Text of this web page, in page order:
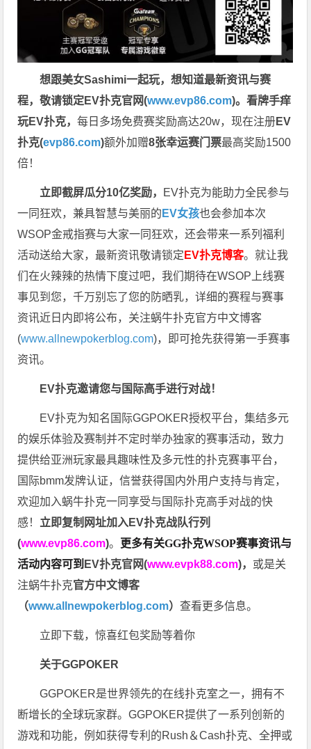
想跟美女Sashimi一起玩，想知道最新资讯与赛
程，敬请锁定EV扑克官网(www.evp86.com)。看牌手痒
玩EV扑克，每日多场免费赛奖励高达20w，现在注册EV
扑克(evp86.com)额外加赠8张幸运赛门票最高奖励1500
倍！
立即截屏瓜分10亿奖励， EV扑克为能助力全民参与
一同狂欢，兼具智慧与美丽的 EV女孩也会参加本次
WSOP金戒指赛与大家一同狂欢，还会带来一系列福利
活动送给大家，最新资讯敬请锁定 EV扑克博客。就让我
们在火辣辣的热情下度过吧，我们期待在WSOP上线赛
事见到您，千万别忘了您的防晒乳，详细的赛程与赛事
资讯近日内即将公布，关注蜗牛扑克官方中文博客
(www.allnewpokerblog.com)，即可抢先获得第一手赛事
资讯。
EV扑克邀请您与国际高手进行对战！
EV扑克为知名国际GGPOKER授权平台，集结多元
的娱乐体验及赛制并不定时举办独家的赛事活动，致力
提供给亚洲玩家最具趣味性及多元性的扑克赛事平台，
国际bmm发牌认证，信誉获得国内外用户支持与肯定，
欢迎加入蜗牛扑克一同享受与国际扑克高手对战的快
感！ 立即复制网址加入EV扑克战队行列
(www.evp86.com)。 更多有关GG扑克WSOP赛事资讯与
活动内容可到 EV扑克官网(www.evpk88.com)， 或是关
注蜗牛扑克官方中文博客
（www.allnewpokerblog.com）查看更多信息。
立即下载，惊喜红包奖励等着你
关于GGPOKER
GGPOKER是世界领先的在线扑克室之一，拥有不
断增长的全球玩家群。GGPOKER提供了一系列创新的
游戏和功能，例如获得专利的Rush＆Cash扑克、全押或